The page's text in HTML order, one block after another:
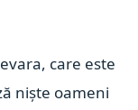
care este
niște oameni